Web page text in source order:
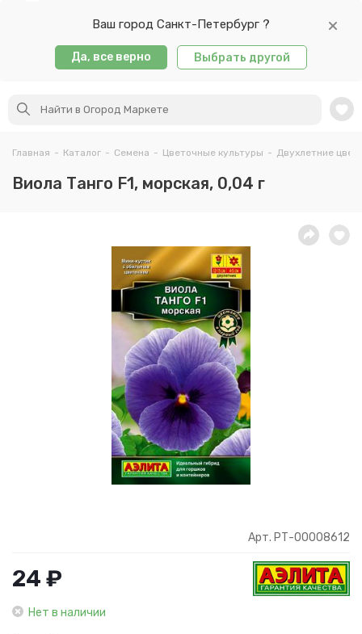
Ваш город Санкт-Петербург ?
Да, все верно Выбрать другой
Главная - Каталог - Семена - Цветочные культуры - Двухлетние
Виола Танго F1, морская, 0,04 г
Арт. РТ-00008612
24 ₽
Нет в наличии